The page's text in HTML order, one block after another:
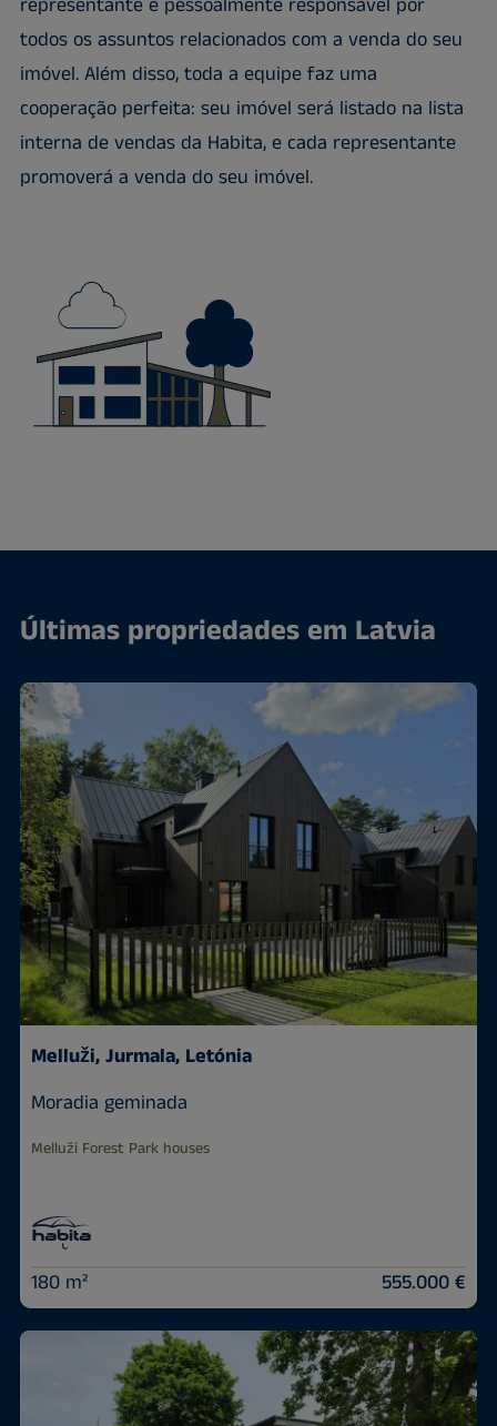
todos os assuntos relacionados com a venda do seu
imóvel. Além disso, toda a equipe faz uma
cooperação perfeita: seu imóvel será listado na lista
interna de vendas da Habita, e cada representante
promoverá a venda do seu imóvel.
Últimas propriedades em Latvia
Melluži, Jurmala, Letónia
Moradia geminada
Melluži Forest Park houses
180 m² 555.000 €